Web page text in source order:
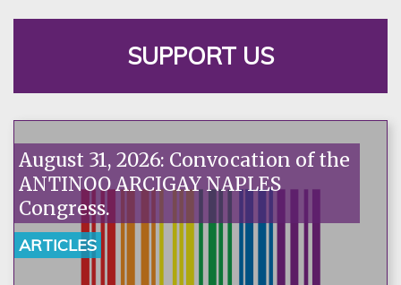
SUPPORT US
August 31, 2026: Convocation of the
ANTINOO ARCIGAY NAPLES
Congress.
ARTICLES